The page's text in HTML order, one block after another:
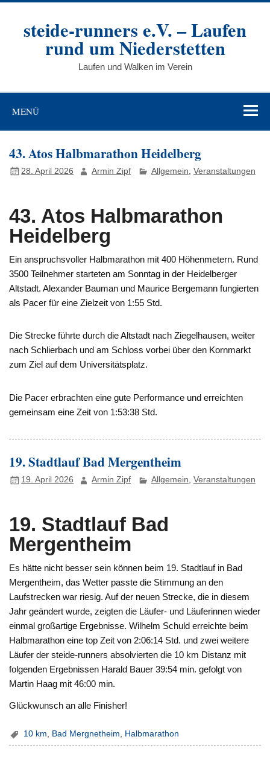
Zum
steide-runners e.V. – Laufen
rund um Niederstetten
Laufen und Walken im Verein
MENÜ
43. Atos Halbmarathon Heidelberg
28. April 2026 Armin Zipf Allgemein Veranstaltungen
43. Atos Halbmarathon
Heidelberg
Ein anspruchsvoller Halbmarathon mit 400 Höhenmetern. Rund
3500 Teilnehmer starteten am Sonntag in der Heidelberger
Altstadt. Alexander Bauman und Maurice Bergemann fungierten
als Pacer für eine Zielzeit von 1:55 Std.
Die Strecke führte durch die Altstadt nach Ziegelhausen, weiter
nach Schlierbach und am Schloss vorbei über den Kornmarkt
zum Ziel auf dem Universitätsplatz.
Die Pacer erbrachten eine gute Performance und erreichten
gemeinsam eine Zeit von 1:53:38 Std.
19. Stadtlauf Bad Mergentheim
19. April 2026 Armin Zipf Allgemein, Veranstaltungen
19. Stadtlauf Bad
Mergentheim
Es hätte nicht besser sein können beim 19. Stadtlauf in Bad
Mergentheim, das Wetter passte die Stimmung an den
Laufstrecken war riesig. Auf der neuen Strecke, die in diesem
Jahr geändert wurde, zeigten die Läufer- und Läuferinnen wieder
einmal großartige Ergebnisse. Wilhelm Schuld erreichte beim
Halbmarathon eine top Zeit von 2:06:14 Std. und zwei weitere
Läufer der steide-runners absolvierten die 10 km Distanz mit
folgenden Ergebnissen Harald Bauer 39:54 min. gefolgt von
Martin Haag mit 46:00 min.
Glückwunsch an alle Finisher!
10 km Bad Mergnetheim Halbmarathon